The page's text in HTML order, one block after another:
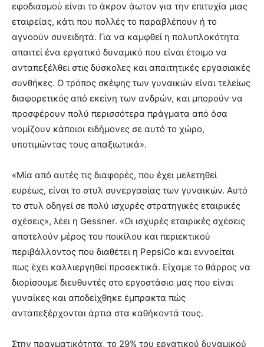
εφοδιασμού είναι το άκρον άωτον για την επιτυχία μιας
εταιρείας, κάτι που πολλές το παραβλέπουν ή το
αγνοούν συνειδητά. Για να καμφθεί η πολυπλοκότητα
απαιτεί ένα εργατικό δυναμικό που είναι έτοιμο να
ανταπεξέλθει στις δύσκολες και απαιτητικές εργασιακές
συνθήκες. Ο τρόπος σκέψης των γυναικών είναι τελείως
διαφορετικός από εκείνη των ανδρών, και μπορούν να
προσφέρουν πολύ περισσότερα πράγματα από όσα
νομίζουν κάποιοι ειδήμονες σε αυτό το χώρο,
υποτιμώντας τους απαξιωτικά».
«Μία από αυτές τις διαφορές, που έχει μελετηθεί
ευρέως, είναι το στυλ συνεργασίας των γυναικών. Αυτό
το στυλ οδηγεί σε πολύ ισχυρές στρατηγικές εταιρικές
σχέσεις», λέει η Gessner. «Οι ισχυρές εταιρικές σχέσεις
αποτελούν μέρος του ποικίλου και περιεκτικού
περιβάλλοντος που διαθέτει η PepsiCo και εννοείται
πως έχει καλλιεργηθεί προσεκτικά. Είχαμε το θάρρος να
διορίσουμε διευθυντές στο εργοστάσιο μας που είναι
γυναίκες και αποδείχθηκε έμπρακτα πώς
ανταπεξέρχονται άρτια στα καθήκοντά τους.
Στην πραγματικότητα, το 29% του εργατικού δυναμικού